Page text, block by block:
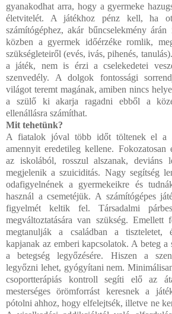
gyanakodhat arra, hogy a gyermeke
életvitelét. A játékhoz pénz kell, ha
számítógéphez, akár bűncselekmény
közben a gyermek időérzéke romlik,
szükségleteiről (evés, ivás, pihenés,
a játék, nem is érzi a cselekedetei
szenvedély. A dolgok fontossági
világot teremt magának, amiben nincs
a szülő ki akarja ragadni ebből a
ellenállásra számíthat.
Mit tehetünk?
A fiatalok jóval több időt töltenek el a
amennyit eredetileg kellene. Fokozatosan
az iskolából, rosszul alszanak, deviáns
megjelenik a szuiciditás. Nagy segítség
odafigyelnének a gyermekeikre és
használ a csemetéjük. A számítógépes
figyelmét keltik fel. Társadalmi
megváltoztatására van szükség.
megtanulják a családban a tiszteletet,
kapjanak az emberi kapcsolatok. A beteg a
a betegség legyőzésére. Hiszen a
legyőzni lehet, gyógyítani nem.
csoportterápiás kontroll segíti elő az
mesterséges örömforrást keresnek a
pótolni ahhoz, hogy elfelejtsék, illetve ne